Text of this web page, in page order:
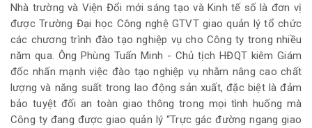
Nhà trường và Viện Đổi mới sáng tạo và Kinh tế số là đơn vị
được Trường Đại học Công nghệ GTVT giao quản lý tổ chức
các chương trình đào tạo nghiệp vụ cho Công ty trong nhiều
năm qua. Ông Phùng Tuấn Minh - Chủ tịch HĐQT kiêm Giám
đốc nhấn mạnh việc đào tạo nghiệp vụ nhằm nâng cao chất
lượng và năng suất trong lao động sản xuất, đặc biệt là đảm
bảo tuyệt đối an toàn giao thông trong mọi tình huống mà
Công ty đang được giao quản lý “Trực gác đường ngang giao